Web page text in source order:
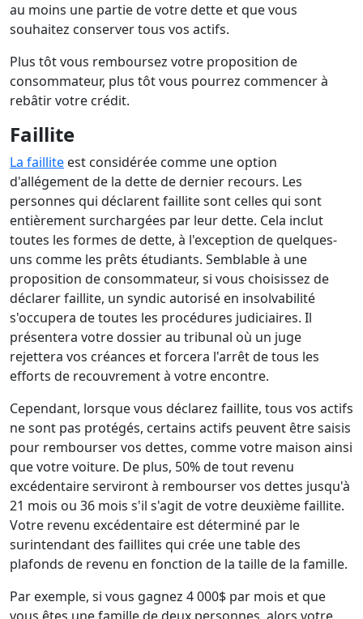
au moins une partie de votre dette et que vous
souhaitez conserver tous vos actifs.
Plus tôt vous remboursez votre proposition de
consommateur, plus tôt vous pourrez commencer à
rebâtir votre crédit.
Faillite
La faillite est considérée comme une option
d'allégement de la dette de dernier recours. Les
personnes qui déclarent faillite sont celles qui sont
entièrement surchargées par leur dette. Cela inclut
toutes les formes de dette, à l'exception de quelques-
uns comme les prêts étudiants. Semblable à une
proposition de consommateur, si vous choisissez de
déclarer faillite, un syndic autorisé en insolvabilité
s'occupera de toutes les procédures judiciaires. Il
présentera votre dossier au tribunal où un juge
rejettera vos créances et forcera l'arrêt de tous les
efforts de recouvrement à votre encontre.
Cependant, lorsque vous déclarez faillite, tous vos actifs
ne sont pas protégés, certains actifs peuvent être saisis
pour rembourser vos dettes, comme votre maison ainsi
que votre voiture. De plus, 50% de tout revenu
excédentaire serviront à rembourser vos dettes jusqu'à
21 mois ou 36 mois s'il s'agit de votre deuxième faillite.
Votre revenu excédentaire est déterminé par le
surintendant des faillites qui crée une table des
plafonds de revenu en fonction de la taille de la famille.
Par exemple, si vous gagnez 4 000$ par mois et que